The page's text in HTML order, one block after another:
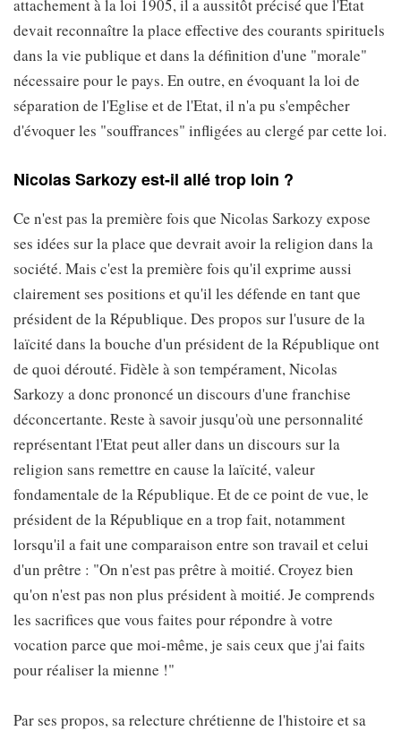
attachement à la loi 1905, il a aussitôt précisé que l'Etat
devait reconnaître la place effective des courants spirituels
dans la vie publique et dans la définition d'une "morale"
nécessaire pour le pays. En outre, en évoquant la loi de
séparation de l'Eglise et de l'Etat, il n'a pu s'empêcher
d'évoquer les "souffrances" infligées au clergé par cette loi.
Nicolas Sarkozy est-il allé trop loin ?
Ce n'est pas la première fois que Nicolas Sarkozy expose
ses idées sur la place que devrait avoir la religion dans la
société. Mais c'est la première fois qu'il exprime aussi
clairement ses positions et qu'il les défende en tant que
président de la République. Des propos sur l'usure de la
laïcité dans la bouche d'un président de la République ont
de quoi dérouté. Fidèle à son tempérament, Nicolas
Sarkozy a donc prononcé un discours d'une franchise
déconcertante. Reste à savoir jusqu'où une personnalité
représentant l'Etat peut aller dans un discours sur la
religion sans remettre en cause la laïcité, valeur
fondamentale de la République. Et de ce point de vue, le
président de la République en a trop fait, notamment
lorsqu'il a fait une comparaison entre son travail et celui
d'un prêtre : "On n'est pas prêtre à moitié. Croyez bien
qu'on n'est pas non plus président à moitié. Je comprends
les sacrifices que vous faites pour répondre à votre
vocation parce que moi-même, je sais ceux que j'ai faits
pour réaliser la mienne !"
Par ses propos, sa relecture chrétienne de l'histoire et sa